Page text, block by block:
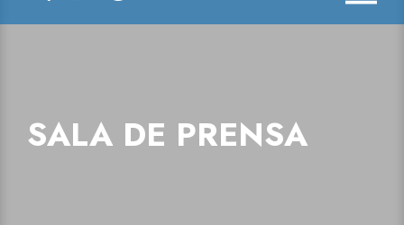
SALA DE PRENSA